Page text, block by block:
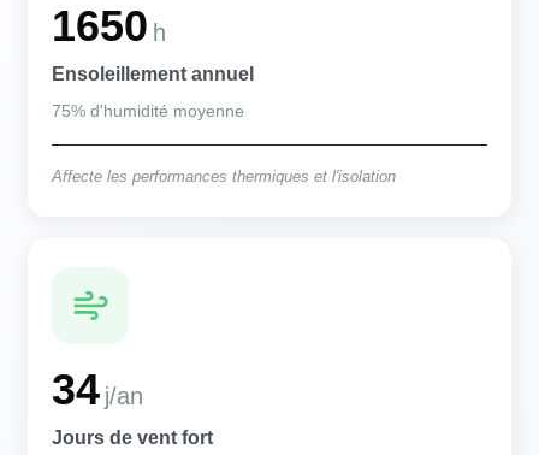
1650 h
Ensoleillement annuel
75% d'humidité moyenne
Affecte les performances thermiques et l'isolation
34 j/an
Jours de vent fort